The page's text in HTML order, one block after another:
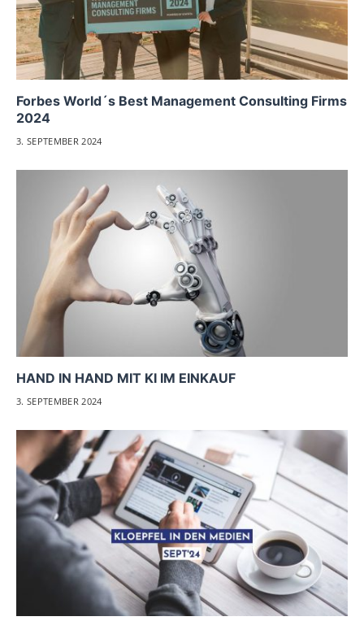
Forbes World´s Best Management Consulting Firms
2024
3. SEPTEMBER 2024
HAND IN HAND MIT KI IM EINKAUF
3. SEPTEMBER 2024